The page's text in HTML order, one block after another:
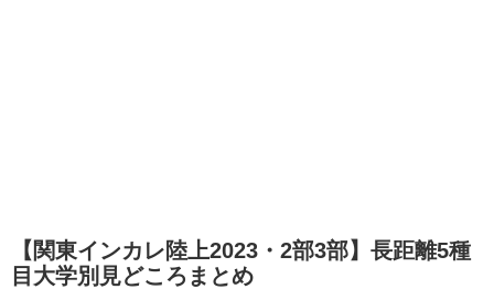
【関東インカレ陸上2023・2部3部】長距離5種
目大学別見どころまとめ